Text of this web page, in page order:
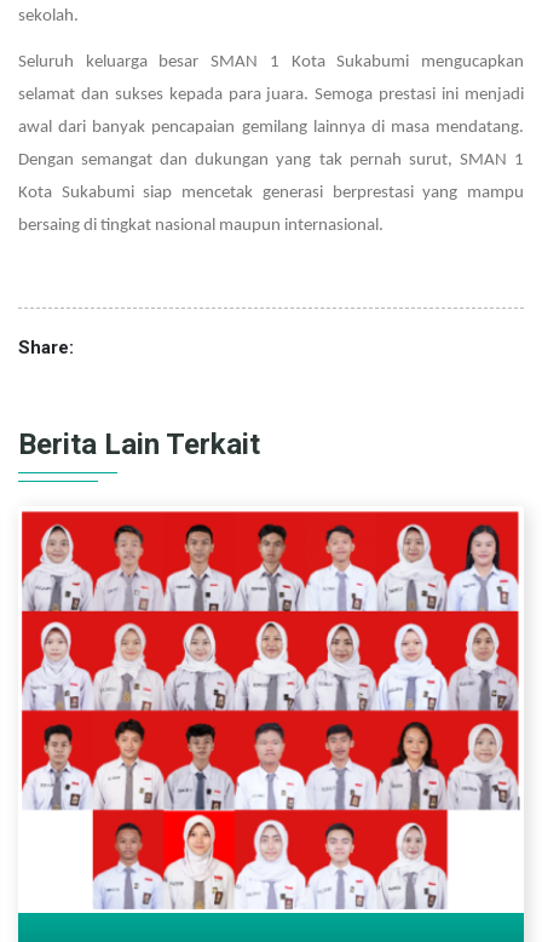
sekolah.
Seluruh keluarga besar SMAN 1 Kota Sukabumi mengucapkan
selamat dan sukses kepada para juara. Semoga prestasi ini menjadi
awal dari banyak pencapaian gemilang lainnya di masa mendatang.
Dengan semangat dan dukungan yang tak pernah surut, SMAN 1
Kota Sukabumi siap mencetak generasi berprestasi yang mampu
bersaing di tingkat nasional maupun internasional.
Share:
Berita Lain Terkait